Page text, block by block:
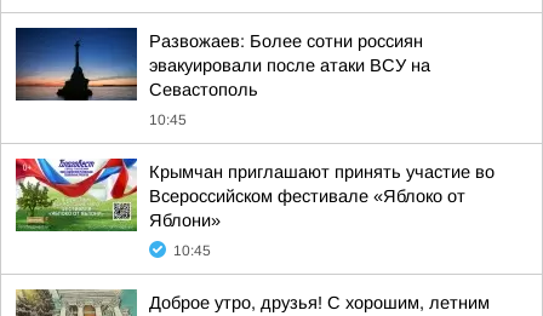
Развожаев: Более сотни россиян
эвакуировали после атаки ВСУ на
Севастополь
10:45
Крымчан приглашают принять участие во
Всероссийском фестивале «Яблоко от
Яблони»
10:45
Доброе утро, друзья! С хорошим, летним